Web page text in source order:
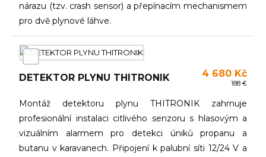
nárazu (tzv. crash sensor) a přepínacím mechanismem
pro dvě plynové láhve.
DETEKTOR PLYNU THITRONIK 4 680 Kč
188 €
Montáž detektoru plynu THITRONIK zahrnuje
profesionální instalaci citlivého senzoru s hlasovým a
vizuálním alarmem pro detekci úniků propanu a
butanu v karavanech. Připojení k palubní síti 12/24 V a